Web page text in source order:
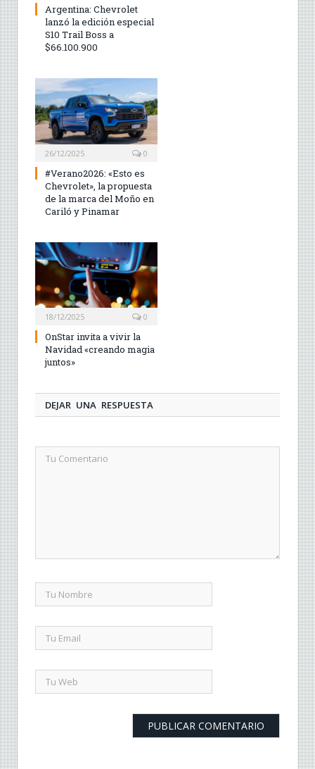
Argentina: Chevrolet
lanzó la edición especial
S10 Trail Boss a
$66.100.900
26/12/2025 0
#Verano2026: «Esto es
Chevrolet», la propuesta
de la marca del Moño en
Cariló y Pinamar
18/12/2025 0
OnStar invita a vivir la
Navidad «creando magia
juntos»
DEJAR UNA RESPUESTA